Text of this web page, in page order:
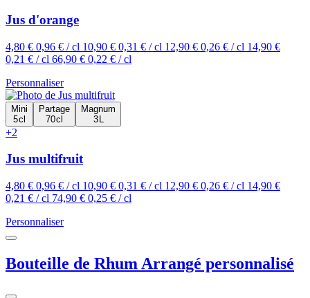
Jus d'orange
4,80 € 0,96 € / cl 10,90 € 0,31 € / cl 12,90 € 0,26 € / cl 14,90 €
0,21 € / cl 66,90 € 0,22 € / cl
Personnaliser
Mini
5 cl
Partage
70 cl
Magnum
3 L
+2
Jus multifruit
4,80 € 0,96 € / cl 10,90 € 0,31 € / cl 12,90 € 0,26 € / cl 14,90 €
0,21 € / cl 74,90 € 0,25 € / cl
Personnaliser
Bouteille de Rhum Arrangé personnalisé